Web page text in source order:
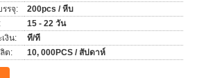
รรจุ:
200pcs / หีบ
15 - 22 วัน
งิน:
ที/ที
ต:
10, 000PCS / สัปดาห์